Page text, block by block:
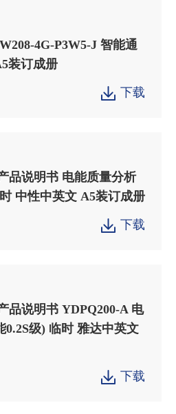
4G-P3W5-J 智能通
装订成册
 下载
品说明书 电能质量分析
中性中英文 A5装订成册
 下载
品说明书 YDPQ200-A 电
0.2S级) 临时 雅达中英文
 下载